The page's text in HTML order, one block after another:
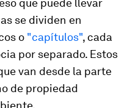
que puede llevar
se dividen en
o "capítulos", cada
por separado. Estos
van desde la parte
de propiedad